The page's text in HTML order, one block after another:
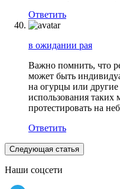
Ответить
в ожидании рая
Важно помнить, что
может быть
на огурцы или другие
использования таких
протестировать на
Ответить
Следующая статья
Наши соцсети